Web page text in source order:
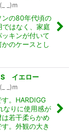
_)m
ンの80年代頃の
はなく、家庭
キンが付いて
のケースとし
イエロー
_)m
。HARDIGG
なりに使用感が
若干柔らかめ
。外観の大き